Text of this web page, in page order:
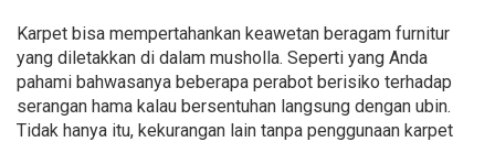
Karpet bisa mempertahankan keawetan beragam furnitur
yang diletakkan di dalam musholla. Seperti yang Anda
pahami bahwasanya beberapa perabot berisiko terhadap
serangan hama kalau bersentuhan langsung dengan ubin.
Tidak hanya itu, kekurangan lain tanpa penggunaan karpet